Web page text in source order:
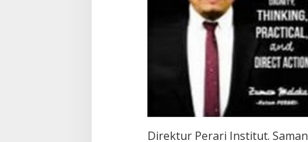
Direktur Perari Institut.